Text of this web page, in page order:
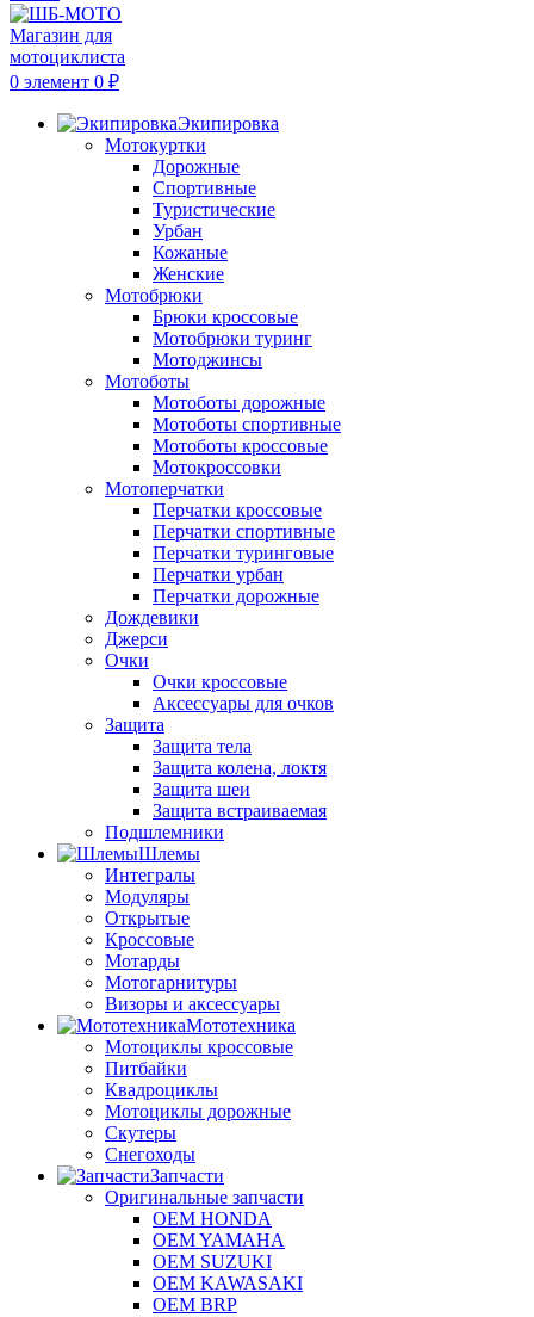
0 элемент 0 ₽
Экипировка
Мотокуртки
Дорожные
Спортивные
Туристические
Урбан
Кожаные
Женские
Мотобрюки
Брюки кроссовые
Мотобрюки туринг
Мотоджинсы
Мотоботы
Мотоботы дорожные
Мотоботы спортивные
Мотоботы кроссовые
Мотокроссовки
Мотоперчатки
Перчатки кроссовые
Перчатки спортивные
Перчатки туринговые
Перчатки урбан
Перчатки дорожные
Дождевики
Джерси
Очки
Очки кроссовые
Аксессуары для очков
Защита
Защита тела
Защита колена, локтя
Защита шеи
Защита встраиваемая
Подшлемники
Шлемы
Интегралы
Модуляры
Открытые
Кроссовые
Мотарды
Мотогарнитуры
Визоры и аксессуары
Мототехника
Мотоциклы кроссовые
Питбайки
Квадроциклы
Мотоциклы дорожные
Скутеры
Снегоходы
Запчасти
Оригинальные запчасти
OEM HONDA
OEM YAMAHA
OEM SUZUKI
OEM KAWASAKI
OEM BRP